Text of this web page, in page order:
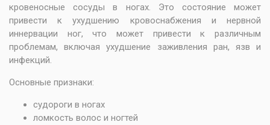
кровеносные сосуды в ногах. Это состояние может
привести к ухудшению кровоснабжения и нервной
иннервации ног, что может привести к различным
проблемам, включая ухудшение заживления ран, язв и
инфекций.
Основные признаки:
судороги в ногах
ломкость волос и ногтей